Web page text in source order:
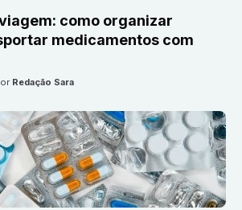
como organizar
medicamentos com
Redação Sara